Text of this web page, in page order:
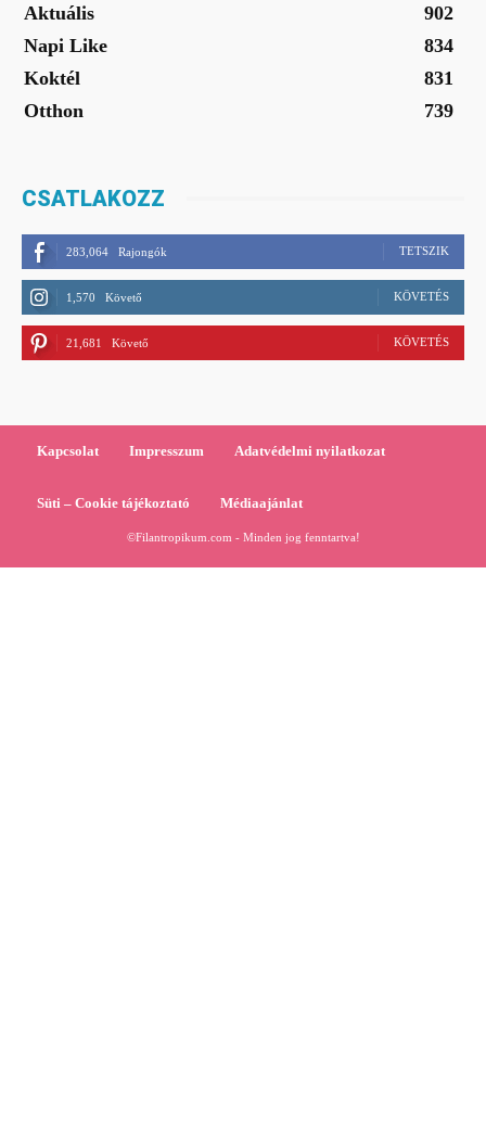
Aktuális
902
Napi Like
834
Koktél
831
Otthon
739
CSATLAKOZZ
283,064 Rajongók TETSZIK
1,570 Követő KÖVETÉS
21,681 Követő KÖVETÉS
Kapcsolat Impresszum Adatvédelmi nyilatkozat
Süti – Cookie tájékoztató Médiaajánlat
©Filantropikum.com - Minden jog fenntartva!